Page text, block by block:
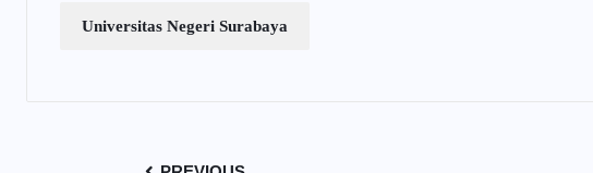
Universitas Negeri Surabaya